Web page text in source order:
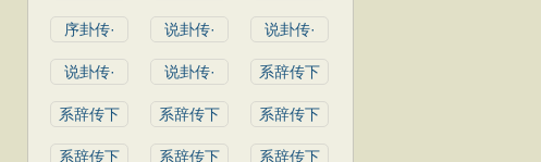
序卦传· 说卦传· 说卦传·
说卦传· 说卦传· 系辞传下
系辞传下 系辞传下 系辞传下
系辞传下 系辞传下 系辞传下